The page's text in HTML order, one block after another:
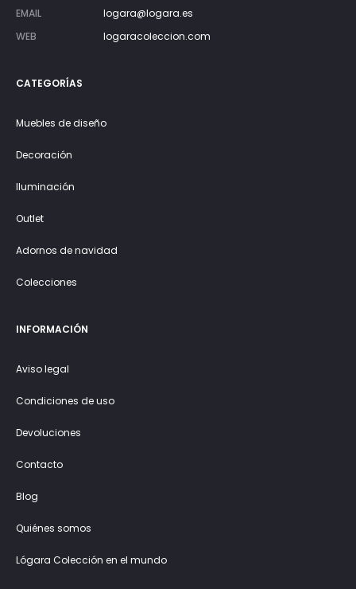
EMAIL
logara@logara.es
WEB
logaracoleccion.com
CATEGORÍAS
Muebles de diseño
Decoración
Iluminación
Outlet
Adornos de navidad
Colecciones
INFORMACIÓN
Aviso legal
Condiciones de uso
Devoluciones
Contacto
Blog
Quiénes somos
Lógara Colección en el mundo